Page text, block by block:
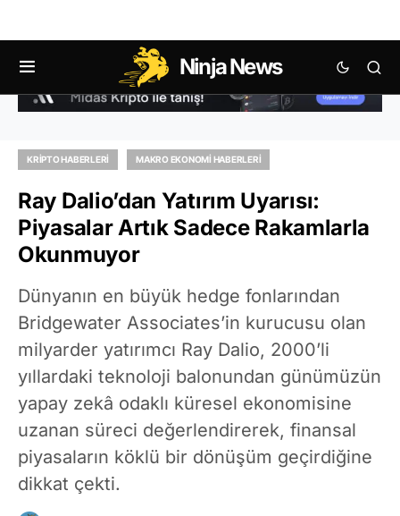
Ninja News
KRIPTO HABERLERI MAKRO EKONOMI HABERLERI
Ray Dalio’dan Yatırım Uyarısı:
Piyasalar Artık Sadece Rakamlarla
Okunmuyor
Dünyanın en büyük hedge fonlarından
Bridgewater Associates’in kurucusu olan
milyarder yatırımcı Ray Dalio, 2000’li
yıllardaki teknoloji balonundan günümüzün
yapay zekâ odaklı küresel ekonomisine
uzanan süreci değerlendirerek, finansal
piyasaların köklü bir dönüşüm geçirdiğine
dikkat çekti.